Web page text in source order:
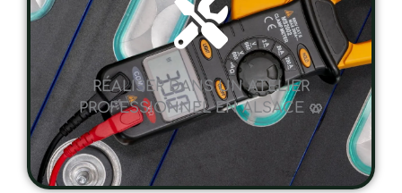
RÉALISER DANS UN ATELIER
PROFESSIONNEL EN ALSACE 🥨